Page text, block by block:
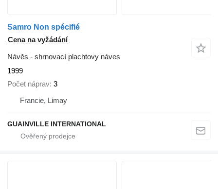
Samro Non spécifié
Cena na vyžádání
Návěs - shrnovací plachtovy náves
1999
Počet náprav 3
Francie, Limay
GUAINVILLE INTERNATIONAL